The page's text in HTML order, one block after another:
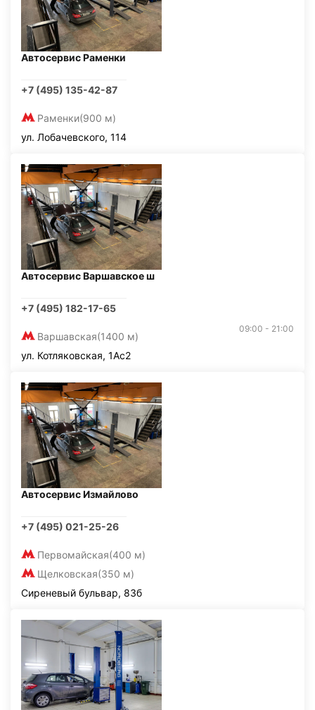
Автосервис Раменки
+7 (495) 135-42-87
Раменки(900 м)
ул. Лобачевского, 114
Автосервис Варшавское ш
+7 (495) 182-17-65
Варшавская(1400 м)
09:00 - 21:00
ул. Котляковская, 1Ас2
Автосервис Измайлово
+7 (495) 021-25-26
Первомайская(400 м)
Щелковская(350 м)
Сиреневый бульвар, 83б